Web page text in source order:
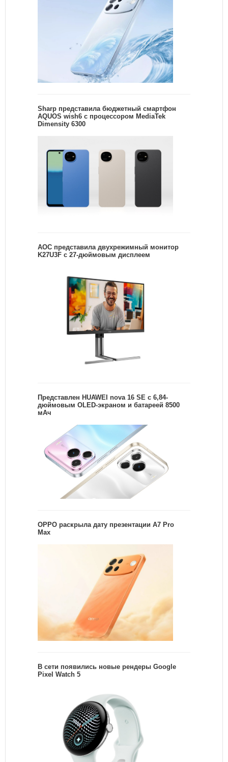
Sharp представила бюджетный смартфон
AQUOS wish6 с процессором MediaTek
Dimensity 6300
AOC представила двухрежимный монитор
K27U3F с 27-дюймовым дисплеем
Представлен HUAWEI nova 16 SE с 6,84-
дюймовым OLED-экраном и батареей 8500
мАч
OPPO раскрыла дату презентации A7 Pro
Max
В сети появились новые рендеры Google
Pixel Watch 5